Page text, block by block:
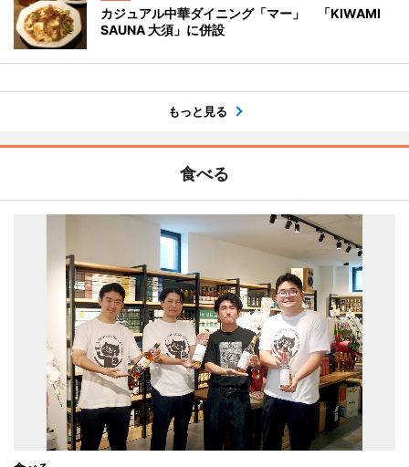
カジュアル中華ダイニング「マー」 「KIWAMI
SAUNA 大須」に併設
もっと見る
食べる